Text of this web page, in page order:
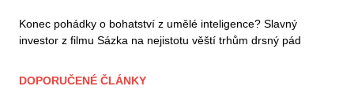
Konec pohádky o bohatství z umělé inteligence? Slavný
investor z filmu Sázka na nejistotu věští trhům drsný pád
DOPORUČENÉ ČLÁNKY